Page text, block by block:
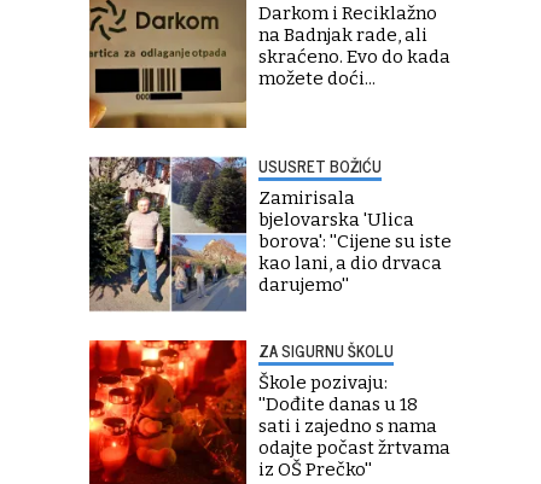
Darkom i Reciklažno
na Badnjak rade, ali
skraćeno. Evo do kada
možete doći...
USUSRET BOŽIĆU
Zamirisala
bjelovarska 'Ulica
borova': ''Cijene su iste
kao lani, a dio drvaca
darujemo''
ZA SIGURNU ŠKOLU
Škole pozivaju:
''Dođite danas u 18
sati i zajedno s nama
odajte počast žrtvama
iz OŠ Prečko''